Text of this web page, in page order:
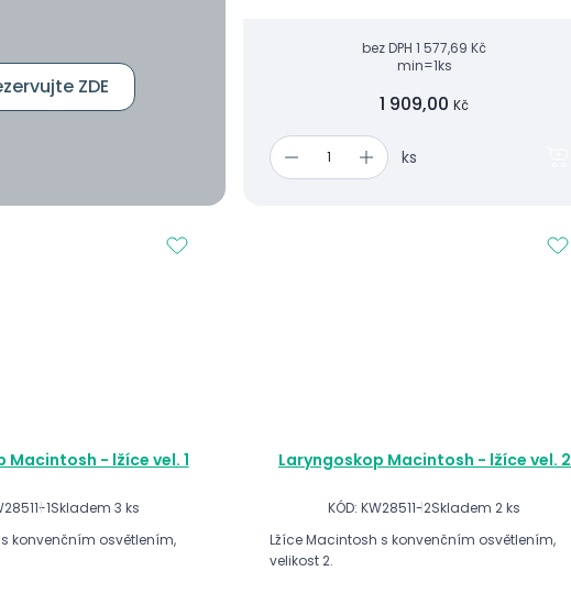
ZDE
bez DPH 1 577,69 Kč
min=1ks
1 909,00Kč
ks
Macintosh - lžíce vel. 1
1Skladem 3 ks
konvenčním osvětlením,
Laryngoskop Macintosh - lžíce vel. 2
KÓD: KW28511-2Skladem 2 ks
Lžíce Macintosh s konvenčním osvětlením,
velikost 2.